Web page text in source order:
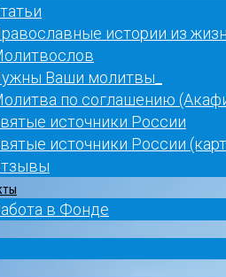
истории из
Ваши молитвы_
по соглашению
источники России
источники России
в Фонде